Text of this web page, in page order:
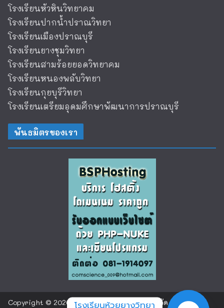
โรงเรียนหัวหินวิทยาคม
โรงเรียนปากน้ำปราณวิทยา
โรงเรียนเมืองปราณบุรี
โรงเรียนยางชุมวิทยา
โรงเรียนสามร้อยยอดวิทยาคม
โรงเรียนหนองพลับวิทยา
โรงเรียนกุยบุรีวิทยา
โรงเรียนเตรียมอุดมศึกษาพัฒนาการปราณบุรี
พันธมิตรของเรา
Copyright © 2026 โรงเรียนห้วยยางวิทยา จังหวัด
โรงเรียนห้วยยางวิทยา